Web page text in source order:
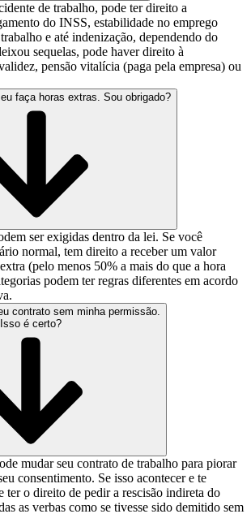
de trabalho, pode ter direito a
do INSS, estabilidade no emprego
e até indenização, dependendo do
sequelas, pode haver direito à
pensão vitalícia (paga pela empresa) ou
faça horas extras. Sou obrigado?
ser exigidas dentro da lei. Se você
normal, tem direito a receber um valor
(pelo menos 50% a mais do que a hora
podem ter regras diferentes em acordo
contrato sem minha permissão.
Isso é certo?
mudar seu contrato de trabalho para piorar
consentimento. Se isso acontecer e te
ter o direito de pedir a rescisão indireta do
as verbas como se tivesse sido demitido sem